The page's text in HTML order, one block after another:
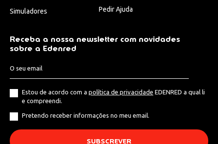
Simuladores Pedir Ajuda
Receba a nossa newsletter com novidades
sobre a Edenred
Estou de acordo com a política de privacidade EDENRED a qual li
e compreendi.
Pretendo receber informações no meu email.